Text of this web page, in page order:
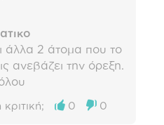
την όρεξη.
καθόλου
0 0